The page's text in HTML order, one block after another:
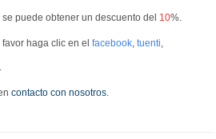
puede obtener un descuento del 10%.
haga clic en el facebook, tuenti,
contacto con nosotros.